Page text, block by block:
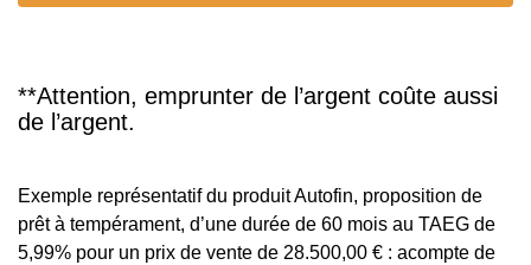
**Attention, emprunter de l’argent coûte aussi
de l’argent.
Exemple représentatif du produit Autofin, proposition de
prêt à tempérament, d’une durée de 60 mois au TAEG de
5,99% pour un prix de vente de 28.500,00 € : acompte de